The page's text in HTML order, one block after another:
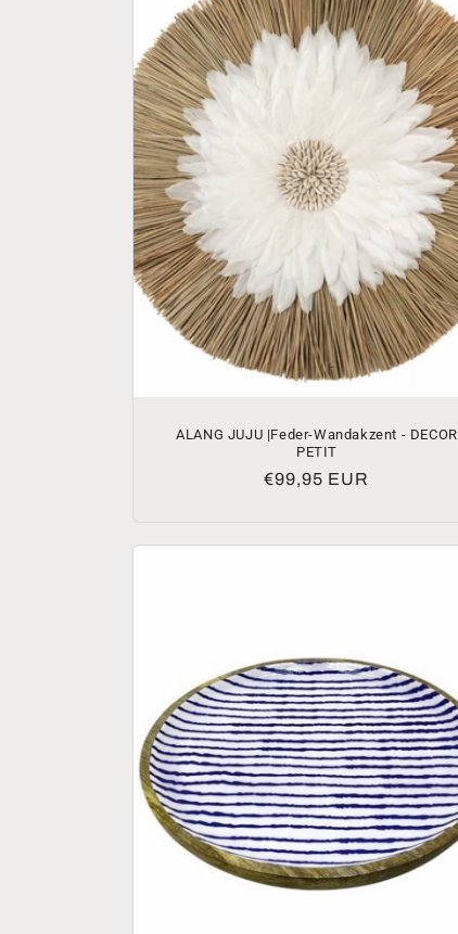
ALANG JUJU |Feder-Wandakzent - DECOR
PETIT
Normaler
€99,95 EUR